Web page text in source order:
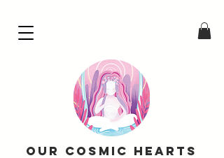
Our Cosmic Hearts